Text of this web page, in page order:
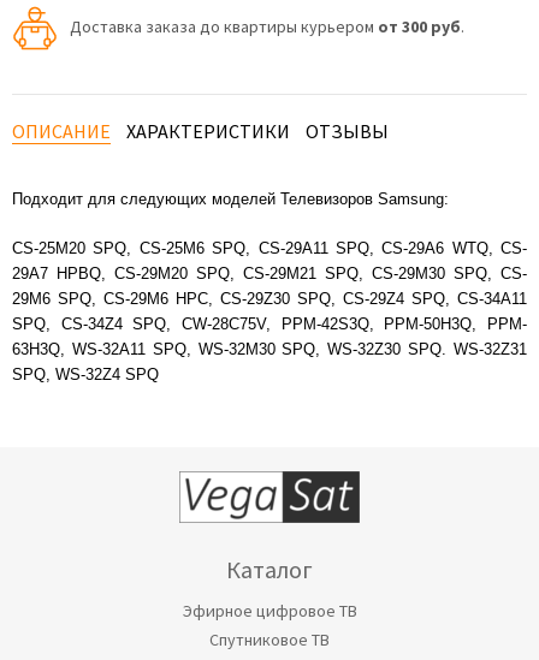
Доставка заказа до квартиры курьером от 300 руб.
ОПИСАНИЕ ХАРАКТЕРИСТИКИ ОТЗЫВЫ
Подходит для следующих моделей Телевизоров Samsung:
CS-25M20 SPQ, CS-25M6 SPQ, CS-29A11 SPQ, CS-29A6 WTQ, CS-
29A7 HPBQ, CS-29M20 SPQ, CS-29M21 SPQ, CS-29M30 SPQ, CS-
29M6 SPQ, CS-29M6 HPC, CS-29Z30 SPQ, CS-29Z4 SPQ, CS-34A11
SPQ, CS-34Z4 SPQ, CW-28C75V, PPM-42S3Q, PPM-50H3Q, PPM-
63H3Q, WS-32A11 SPQ, WS-32M30 SPQ, WS-32Z30 SPQ. WS-32Z31
SPQ, WS-32Z4 SPQ
Каталог
Эфирное цифровое ТВ
Спутниковое ТВ